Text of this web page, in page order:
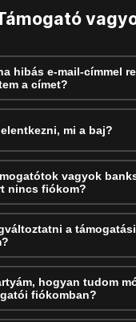
hibás e-mail-címmel
a címet?
mi a baj?
vagyok
nincs fiókom?
a
hogyan tudom
fiókomban?